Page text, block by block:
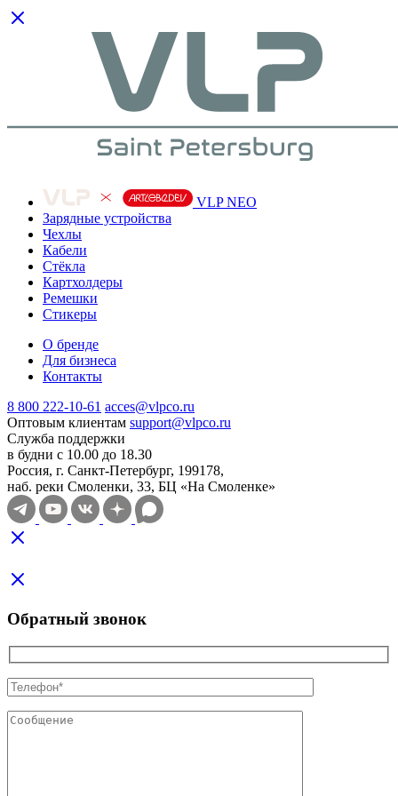
VLP NEO
Зарядные устройства
Чехлы
Кабели
Cтёкла
Картхолдеры
Ремешки
Стикеры
О бренде
Для бизнеса
Контакты
8 800 222-10-61 acces@vlpco.ru
Оптовым клиентам support@vlpco.ru
Служба поддержки
в будни с 10.00 до 18.30
Россия, г. Санкт-Петербург, 199178,
наб. реки Смоленки, 33, БЦ «На Смоленке»
Обратный звонок